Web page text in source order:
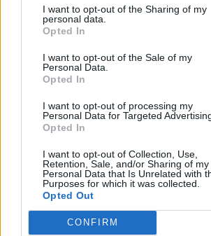
I want to opt-out of the Sharing of my
personal data.
Opted In
I want to opt-out of the Sale of my
Personal Data.
Opted In
I want to opt-out of processing my
Personal Data for Targeted
Opted In
I want to opt-out of Collection, Use,
Retention, Sale, and/or Sharing of my
Personal Data that Is Unrelated with
Purposes for which it was collected.
Opted Out
CONFIRM
T
O
O E
Por favor seleccione los niveles:
Palabras Conectadas Respuesta de
Palabras Conectadas Respuesta de
Palabras Conectadas Respuesta de